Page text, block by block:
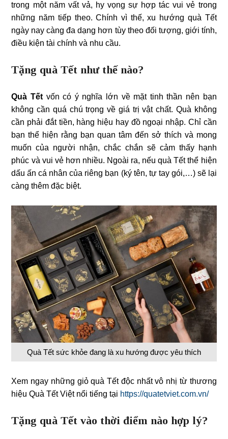
trong một năm vất vả, hy vọng sự hợp tác vui vẻ trong
những năm tiếp theo. Chính vì thế, xu hướng quà Tết
ngày nay càng đa dạng hơn tùy theo đối tượng, giới tính,
điều kiện tài chính và nhu cầu.
Tặng quà Tết như thế nào?
Quà Tết vốn có ý nghĩa lớn về mặt tinh thần nên bạn
không cần quá chú trọng về giá trị vật chất. Quà không
cần phải đắt tiền, hàng hiệu hay đồ ngoại nhập. Chỉ cần
bạn thể hiện rằng bạn quan tâm đến sở thích và mong
muốn của người nhận, chắc chắn sẽ cảm thấy hạnh
phúc và vui vẻ hơn nhiều. Ngoài ra, nếu quà Tết thể hiện
dấu ấn cá nhân của riêng bạn (ký tên, tự tay gói,…) sẽ lại
càng thêm đặc biệt.
Quà Tết sức khỏe đang là xu hướng được yêu thích
Xem ngay những giỏ quà Tết độc nhất vô nhị từ thương
hiệu Quà Tết Việt nổi tiếng tại https://quatetviet.com.vn/
Tặng quà Tết vào thời điểm nào hợp lý?